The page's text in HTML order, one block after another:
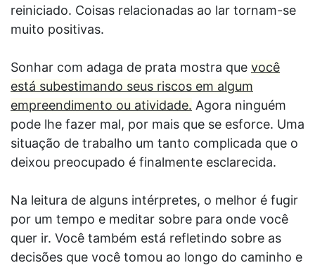
reiniciado. Coisas relacionadas ao lar tornam-se
muito positivas.
Sonhar com adaga de prata mostra que você
está subestimando seus riscos em algum
empreendimento ou atividade. Agora ninguém
pode lhe fazer mal, por mais que se esforce. Uma
situação de trabalho um tanto complicada que o
deixou preocupado é finalmente esclarecida.
Na leitura de alguns intérpretes, o melhor é fugir
por um tempo e meditar sobre para onde você
quer ir. Você também está refletindo sobre as
decisões que você tomou ao longo do caminho e